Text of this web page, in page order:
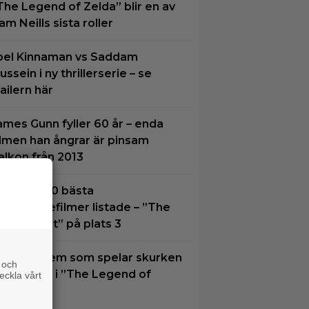
Legend of Zelda” blir en av
Neills sista roller
Kinnaman vs Saddam
i ny thrillerserie – se
här
Gunn fyller 60 år – enda
han ångrar är pinsam
från 2013
30 bästa
listade – ”The
Knight” på plats 3
vet vi vem som spelar skurken
i ”The Legend of
vårt